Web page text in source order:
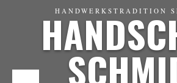
HANDWERKSTRADITION